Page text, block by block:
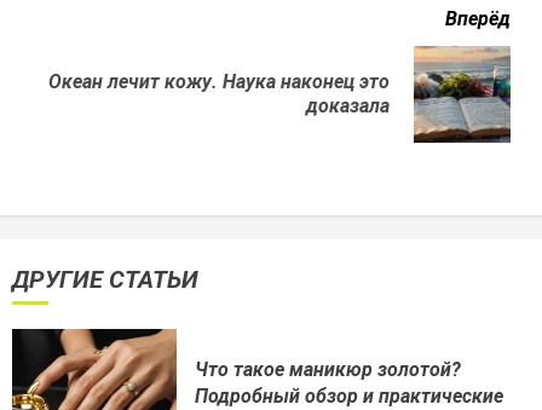
Вперёд
Next
Океан лечит кожу. Наука наконец это
доказала
ДРУГИЕ СТАТЬИ
Что такое маникюр золотой?
Подробный обзор и практические